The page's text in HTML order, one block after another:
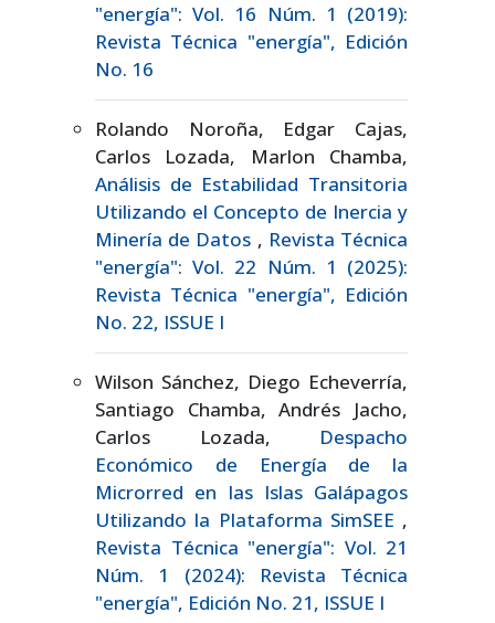
"energía": Vol. 16 Núm. 1 (2019):
Revista Técnica "energía", Edición
No. 16
Rolando Noroña, Edgar Cajas,
Carlos Lozada, Marlon Chamba,
Análisis de Estabilidad Transitoria
Utilizando el Concepto de Inercia y
Minería de Datos , Revista Técnica
"energía": Vol. 22 Núm. 1 (2025):
Revista Técnica "energía", Edición
No. 22, ISSUE I
Wilson Sánchez, Diego Echeverría,
Santiago Chamba, Andrés Jacho,
Carlos Lozada, Despacho
Económico de Energía de la
Microrred en las Islas Galápagos
Utilizando la Plataforma SimSEE ,
Revista Técnica "energía": Vol. 21
Núm. 1 (2024): Revista Técnica
"energía", Edición No. 21, ISSUE I